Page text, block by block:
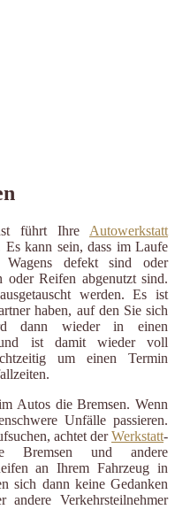
führt Ihre Autowerkstatt
kann sein, dass im Laufe
Wagens defekt sind oder
oder Reifen abgenutzt sind.
werden. Es ist
haben, auf den Sie sich
dann wieder in einen
und ist damit wieder voll
um einen Termin
Autos die Bremsen. Wenn
Unfälle passieren.
achtet derWerkstatt-
Bremsen und andere
an Ihrem Fahrzeug in
sich dann keine Gedanken
Verkehrsteilnehmer